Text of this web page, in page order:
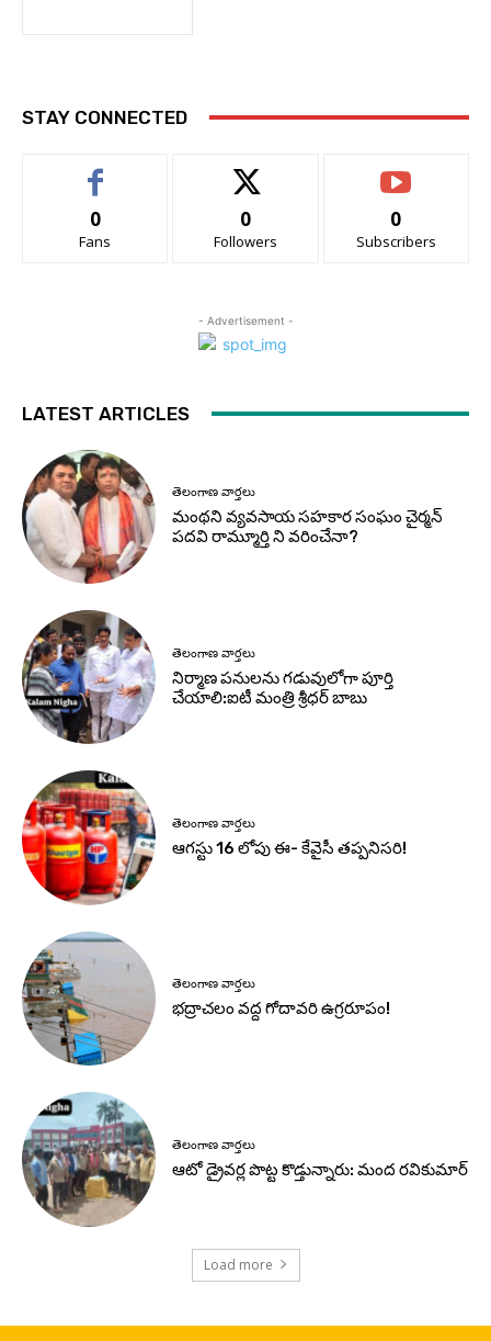
STAY CONNECTED
0
Fans
0
Followers
0
Subscribers
- Advertisement -
LATEST ARTICLES
తెలంగాణ వార్తలు
మంథని వ్యవసాయ సహకార సంఘం చైర్మన్
పదవి రామ్మూర్తి ని వరించేనా?
తెలంగాణ వార్తలు
నిర్మాణ పనులను గడువులోగా పూర్తి
చేయాలి:ఐటీ మంత్రి శ్రీధర్ బాబు
తెలంగాణ వార్తలు
ఆగస్టు 16 లోపు ఈ- కేవైసీ తప్పనిసరి!
తెలంగాణ వార్తలు
భద్రాచలం వద్ద గోదావరి ఉగ్రరూపం!
తెలంగాణ వార్తలు
ఆటో డ్రైవర్ల పొట్ట కొడ్తున్నారు: మంద రవికుమార్
Load more